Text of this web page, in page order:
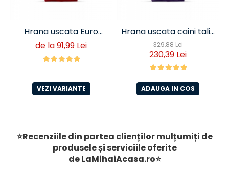
Hrana uscata Euro
Premium Senior Miel si
Orez
de la 91,99 Lei
VEZI VARIANTE
Hrana uscata caini talie
foarte mare Euro
Premium Giant Adult pui
si orez 15 Kg
329,88 Lei
230,39 Lei
ADAUGA IN COS
⭐Recenziile din partea clienților mulțumiți de
produsele și serviciile oferite
deLaMihaiAcasa.ro⭐